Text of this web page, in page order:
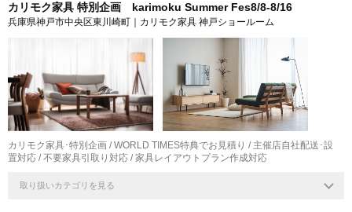
カリモク家具 特別企画 karimoku Summer Fes8/8-8/16
兵庫県神戸市中央区東川崎町｜カリモク家具 神戸ショールーム
カリモク家具･特別企画 / WORLD TIMES特典でお見積り / 主催店自社配送･設
置対応 / 不要家具引取り対応 / 家具レイアウトプラン作成対応
取り扱いカテゴリを見る